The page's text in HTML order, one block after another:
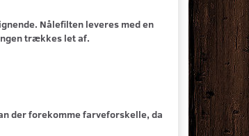
Nålefilten leveres med en
trækkes let af.
der forekomme farveforskelle, da